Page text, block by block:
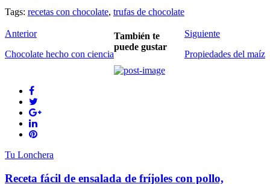
Tags: recetas con chocolate, trufas de chocolate
Anterior
Chocolate hecho con ciencia
Siguiente
Propiedades del maíz
También te
puede gustar
Tu Lonchera
Receta fácil de ensalada de fríjoles con pollo,